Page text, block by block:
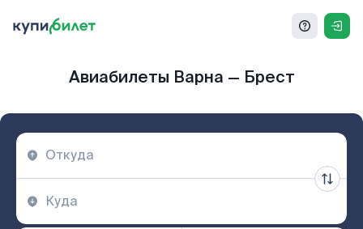
Авиабилеты Варна — Брест